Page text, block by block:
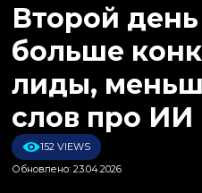
Второй
больше
лиды,
слов про ИИ
152 VIEWS
Обновлено: 23.04.2026